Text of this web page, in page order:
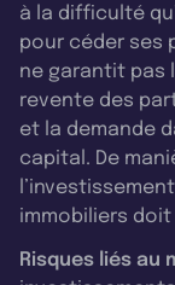
à la difficulté
pour céder ses
ne garantit pas
revente des
et la demande
capital. De
immobiliers doit
Risques liés au